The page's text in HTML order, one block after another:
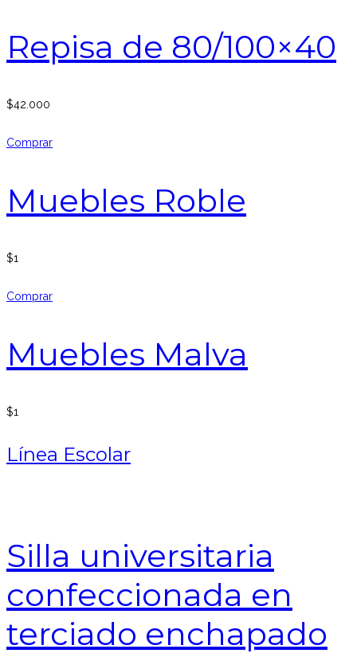
Repisa de 80/100×40
$42.000
Comprar
Muebles Roble
$1
Comprar
Muebles Malva
$1
Línea Escolar
Silla universitaria
confeccionada en
terciado enchapado